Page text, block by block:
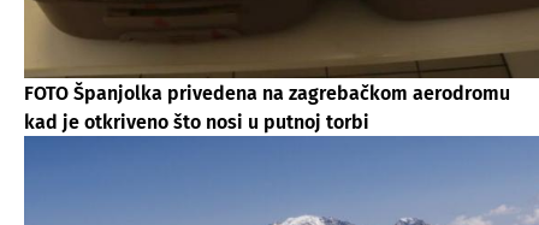
FOTO Španjolka privedena na zagrebačkom aerodromu
kad je otkriveno što nosi u putnoj torbi